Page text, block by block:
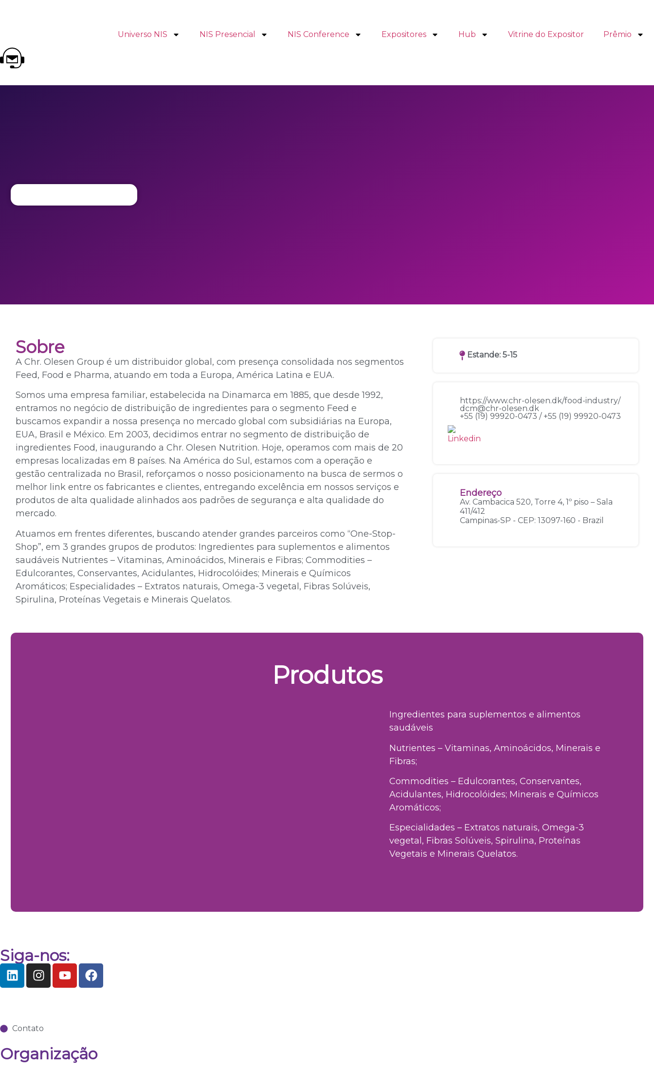
Universo NIS NIS Presencial NIS Conference Expositores Hub Vitrine do Expositor Prêmio
Sobre
A Chr. Olesen Group é um distribuidor global, com presença consolidada nos segmentos
Feed, Food e Pharma, atuando em toda a Europa, América Latina e EUA.
Somos uma empresa familiar, estabelecida na Dinamarca em 1885, que desde 1992,
entramos no negócio de distribuição de ingredientes para o segmento Feed e
buscamos expandir a nossa presença no mercado global com subsidiárias na Europa,
EUA, Brasil e México. Em 2003, decidimos entrar no segmento de distribuição de
ingredientes Food, inaugurando a Chr. Olesen Nutrition. Hoje, operamos com mais de 20
empresas localizadas em 8 países. Na América do Sul, estamos com a operação e
gestão centralizada no Brasil, reforçamos o nosso posicionamento na busca de sermos o
melhor link entre os fabricantes e clientes, entregando excelência em nossos serviços e
produtos de alta qualidade alinhados aos padrões de segurança e alta qualidade do
mercado.
Atuamos em frentes diferentes, buscando atender grandes parceiros como “One-Stop-
Shop”, em 3 grandes grupos de produtos: Ingredientes para suplementos e alimentos
saudáveis Nutrientes – Vitaminas, Aminoácidos, Minerais e Fibras; Commodities –
Edulcorantes, Conservantes, Acidulantes, Hidrocolóides; Minerais e Químicos
Aromáticos; Especialidades – Extratos naturais, Omega-3 vegetal, Fibras Solúveis,
Spirulina, Proteínas Vegetais e Minerais Quelatos.
Estande: 5-15
https://www.chr-olesen.dk/food-industry/
dcm@chr-olesen.dk
+55 (19) 99920-0473 / +55 (19) 99920-0473
Endereço
Av. Cambacica 520, Torre 4, 1º piso – Sala
411/412
Campinas-SP - CEP: 13097-160 - Brazil
Produtos
Ingredientes para suplementos e alimentos
saudáveis
Nutrientes – Vitaminas, Aminoácidos, Minerais e
Fibras;
Commodities – Edulcorantes, Conservantes,
Acidulantes, Hidrocolóides; Minerais e Químicos
Aromáticos;
Especialidades – Extratos naturais, Omega-3
vegetal, Fibras Solúveis, Spirulina, Proteínas
Vegetais e Minerais Quelatos.
Siga-nos:
Contato
Organização